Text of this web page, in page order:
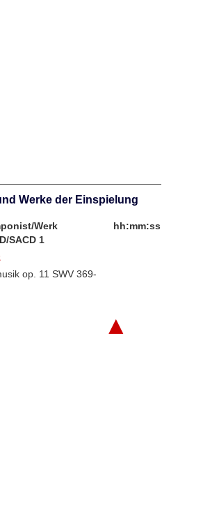
Werke der Einspielung
Werk
hh:mm:ss
SACD 1
op. 11 SWV 369-
▲